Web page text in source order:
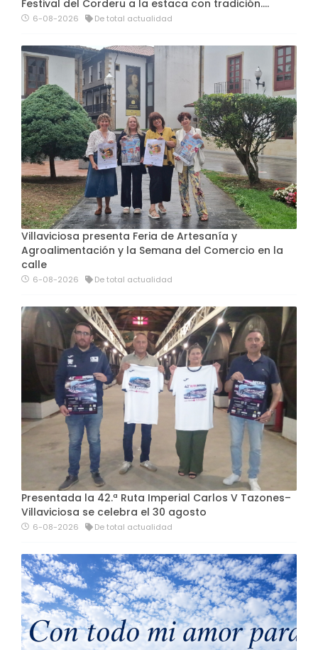
Festival del Corderu a la estaca con tradición....
6-08-2026 De total actualidad
Villaviciosa presenta Feria de Artesanía y
Agroalimentación y la Semana del Comercio en la
calle
6-08-2026 De total actualidad
Presentada la 42.ª Ruta Imperial Carlos V Tazones–
Villaviciosa se celebra el 30 agosto
6-08-2026 De total actualidad